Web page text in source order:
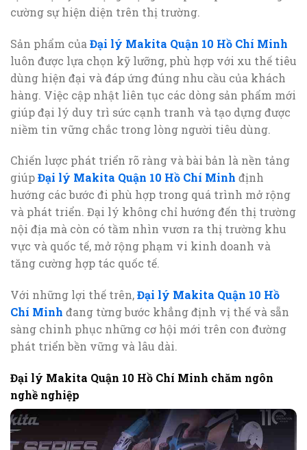
cường sự hiện diện trên thị trường.
Sản phẩm của Đại lý Makita Quận 10 Hồ Chí Minh
luôn được lựa chọn kỹ lưỡng, phù hợp với xu thế tiêu
dùng hiện đại và đáp ứng đúng nhu cầu của khách
hàng. Việc cập nhật liên tục các dòng sản phẩm mới
giúp đại lý duy trì sức cạnh tranh và tạo dựng được
niềm tin vững chắc trong lòng người tiêu dùng.
Chiến lược phát triển rõ ràng và bài bản là nền tảng
giúpĐại lý Makita Quận 10 Hồ Chí Minh định
hướng các bước đi phù hợp trong quá trình mở rộng
và phát triển. Đại lý không chỉ hướng đến thị trường
nội địa mà còn có tầm nhìn vươn ra thị trường khu
vực và quốc tế, mở rộng phạm vi kinh doanh và
tăng cường hợp tác quốc tế.
Với những lợi thế trên,Đại lý Makita Quận 10 Hồ
Chí Minh đang từng bước khẳng định vị thế và sẵn
sàng chinh phục những cơ hội mới trên con đường
phát triển bền vững và lâu dài.
Đại lý Makita Quận 10 Hồ Chí Minh chăm ngôn
nghề nghiệp